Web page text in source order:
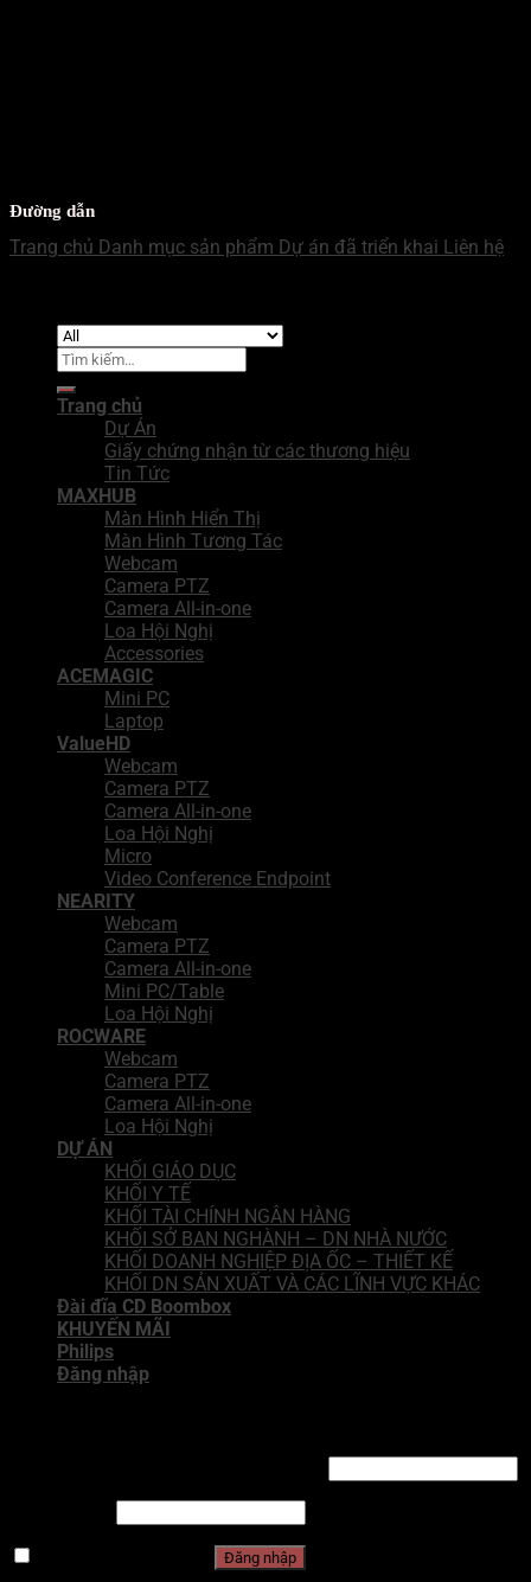
Đường dẫn
Trang chủ Danh mục sản phẩm Dự án đã triển khai Liên hệ
Tìm
kiếm:
Trang chủ
Dự Án
Giấy chứng nhận từ các thương hiệu
Tin Tức
MAXHUB
Màn Hình Hiển Thị
Màn Hình Tương Tác
Webcam
Camera PTZ
Camera All-in-one
Loa Hội Nghị
Accessories
ACEMAGIC
Mini PC
Laptop
ValueHD
Webcam
Camera PTZ
Camera All-in-one
Loa Hội Nghị
Micro
Video Conference Endpoint
NEARITY
Webcam
Camera PTZ
Camera All-in-one
Mini PC/Table
Loa Hội Nghị
ROCWARE
Webcam
Camera PTZ
Camera All-in-one
Loa Hội Nghị
DỰ ÁN
KHỐI GIÁO DỤC
KHỐI Y TẾ
KHỐI TÀI CHÍNH NGÂN HÀNG
KHỐI SỞ BAN NGHÀNH – DN NHÀ NƯỚC
KHỐI DOANH NGHIỆP ĐỊA ỐC – THIẾT KẾ
KHỐI DN SẢN XUẤT VÀ CÁC LĨNH VỰC KHÁC
Đài đĩa CD Boombox
KHUYẾN MÃI
Philips
Đăng nhập
Đăng nhập